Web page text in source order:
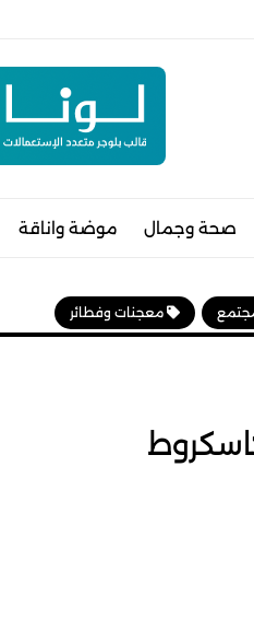
صحة وجمال موضة واناقة
معجنات وفطائر